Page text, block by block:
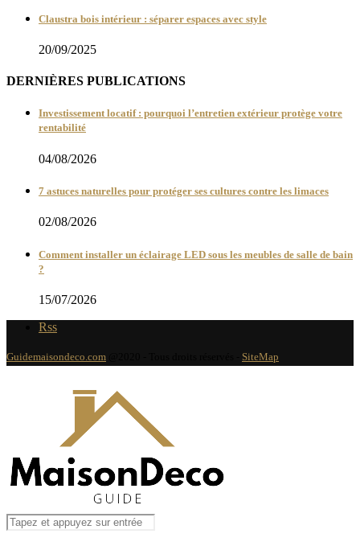
Claustra bois intérieur : séparer espaces avec style
20/09/2025
DERNIÈRES PUBLICATIONS
Investissement locatif : pourquoi l’entretien extérieur protège votre
rentabilité
04/08/2026
7 astuces naturelles pour protéger ses cultures contre les limaces
02/08/2026
Comment installer un éclairage LED sous les meubles de salle de bain
?
15/07/2026
Rss
Guidemaisondeco.com SiteMap